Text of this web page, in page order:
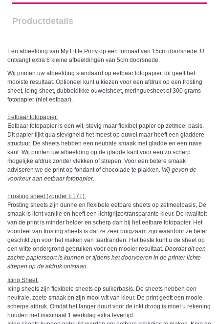
Productdetails
Een afbeelding van My Little Pony op een formaat van 15cm doorsnede. U
ontvangt extra 6 kleine afbeeldingen van 5cm doorsnede.
Wij printen uw afbeelding standaard op eetbaar fotopapier, dit geeft het
mooiste resultaat. Optioneel kunt u kiezen voor een afdruk op een frosting
sheet, icing sheet, dubbeldikke ouwelsheet, meringuesheet of 300 grams
fotopapier (niet eetbaar).
Eetbaar fotopapier:
Eetbaar fotopapier is een wit, stevig maar flexibel papier op zetmeel basis.
Dit papier lijkt qua stevigheid het meest op ouwel maar heeft een gladdere
structuur. De sheets hebben een neutrale smaak met gladde en een ruwe
kant. Wij printen uw afbeelding op de gladde kant voor een zo scherp
mogelijke afdruk zonder vlekken of strepen. Voor een betere smaak
adviseren we de print op fondant of chocolade te plakken. Wij geven de
voorkeur aan eetbaar fotopapier.
Frosting sheet (zonder E171):
Frosting sheets zijn dunne en flexibele eetbare sheets op zetmeelbasis, De
smaak is licht vanille en heeft een lichtgrijze/transparante kleur. De kwaliteit
van de print is minder helder en scherp dan bij het eetbare fotopapier. Het
voordeel van frosting sheets is dat ze zeer buigzaam zijn waardoor ze beter
geschikt zijn voor het maken van taartranden. Het beste kunt u de sheet op
een witte ondergrond gebruiken voor een mooier resultaat. Doordat dit een
zachte papiersoort is kunnen er tijdens het doorvoeren in de printer lichte
strepen op de afdruk ontstaan.
Icing Sheet:
Icing sheets zijn flexibele sheets op suikerbasis. De sheets hebben een
neutrale, zoete smaak en zijn mooi wit van kleur. De print geeft een mooie
scherpe afdruk. Omdat het langer duurt voor de inkt droog is moet u rekening
houden met maximaal 1 werkdag extra levertijd.
Icing sheets kunnen gebruikt worden om eetbare schildjes te maken. Knip de